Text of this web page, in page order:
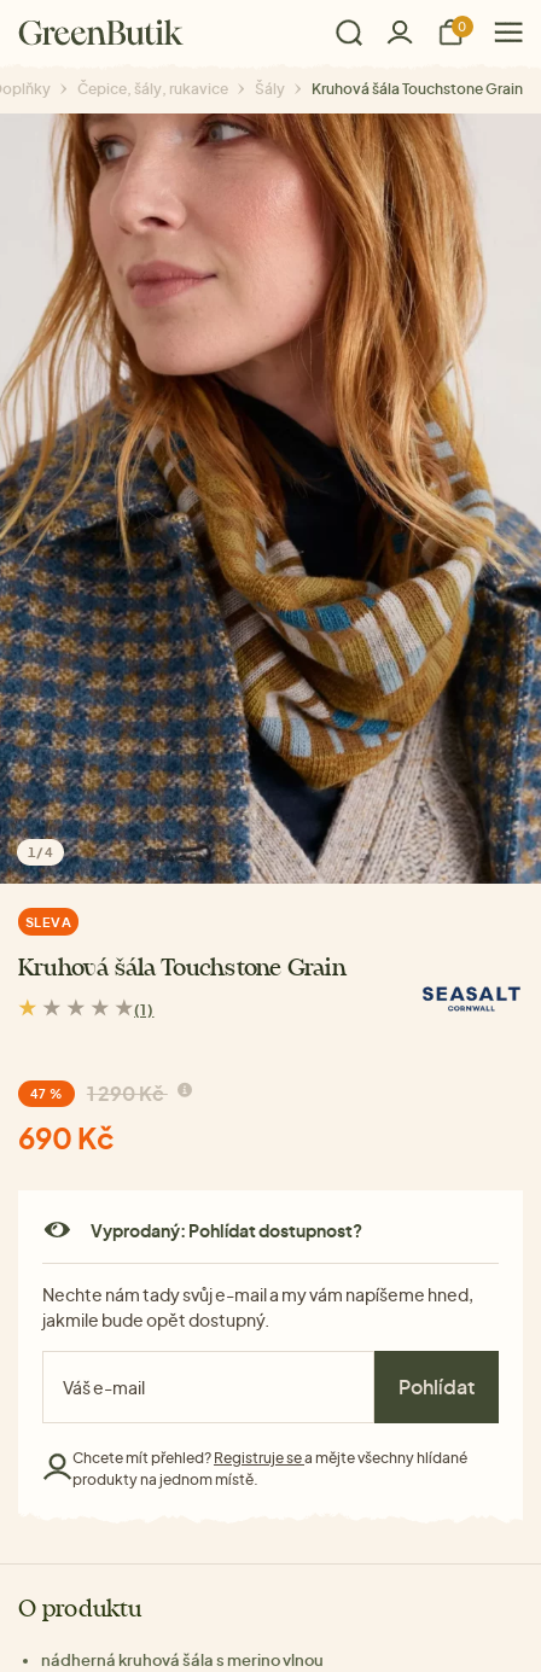
0
Čepice, šály, rukavice Šály Kruhová šála Touchstone Grain
1 /4
SLEVA
Kruhová šála Touchstone Grain
(1)
47 % 1 290 Kč
690 Kč
Vyprodaný: Pohlídat dostupnost?
Nechte nám tady svůj e-mail a my vám napíšeme hned,
jakmile bude opět dostupný.
Pohlídat
Chcete mít přehled? Registruje sea mějte všechny hlídané
produkty na jednom místě.
O produktu
nádherná kruhová šála s merino vlnou